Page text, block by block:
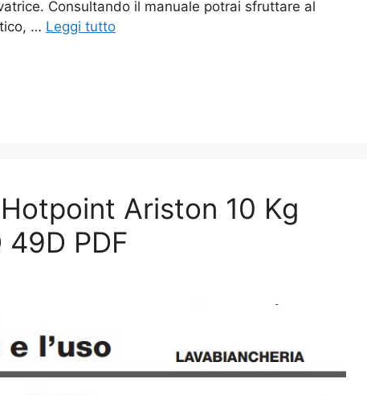
Consultando il manuale potrai sfruttare al
… Leggi tutto
Ariston 10 Kg
49D PDF